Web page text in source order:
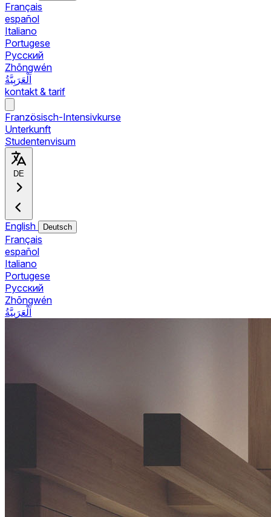
Français
español
Italiano
Portugese
Pусский
Zhōngwén
اَلْعَرَبِيَّةُ
kontakt & tarif
Französisch-Intensivkurse
Unterkunft
Studentenvisum
DE
English Deutsch
Français
español
Italiano
Portugese
Pусский
Zhōngwén
اَلْعَرَبِيَّةُ